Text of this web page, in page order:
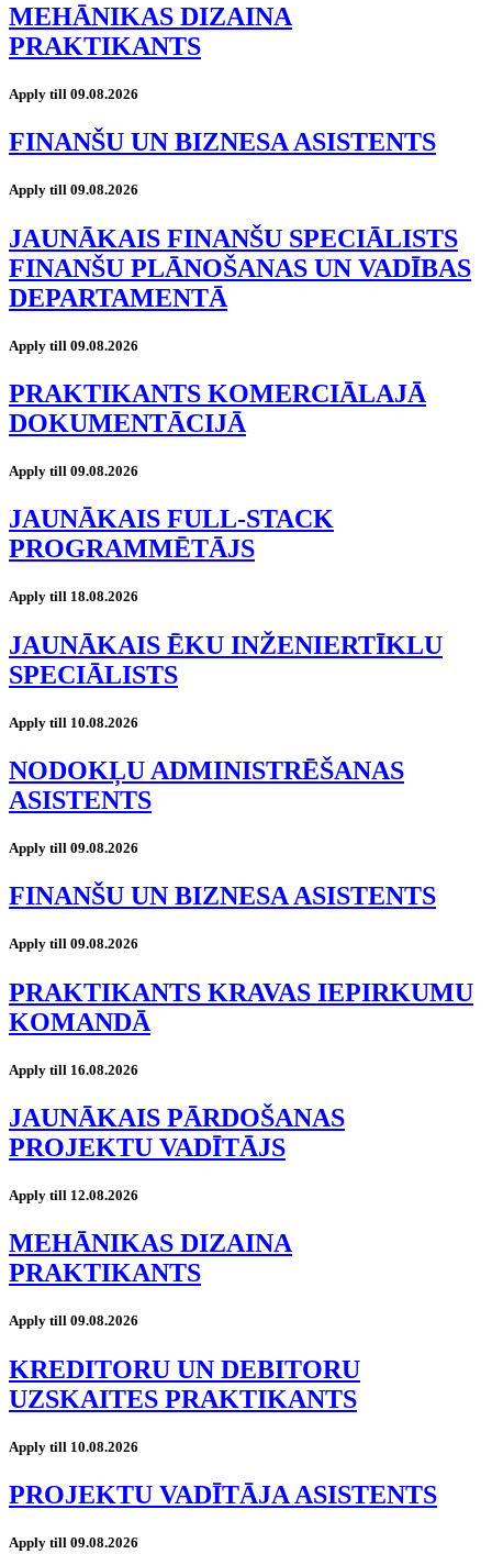
MEHĀNIKAS DIZAINA
PRAKTIKANTS
Apply till 09.08.2026
FINANŠU UN BIZNESA ASISTENTS
Apply till 09.08.2026
JAUNĀKAIS FINANŠU SPECIĀLISTS
FINANŠU PLĀNOŠANAS UN VADĪBAS
DEPARTAMENTĀ
Apply till 09.08.2026
PRAKTIKANTS KOMERCIĀLAJĀ
DOKUMENTĀCIJĀ
Apply till 09.08.2026
JAUNĀKAIS FULL-STACK
PROGRAMMĒTĀJS
Apply till 18.08.2026
JAUNĀKAIS ĒKU INŽENIERTĪKLU
SPECIĀLISTS
Apply till 10.08.2026
NODOKĻU ADMINISTRĒŠANAS
ASISTENTS
Apply till 09.08.2026
FINANŠU UN BIZNESA ASISTENTS
Apply till 09.08.2026
PRAKTIKANTS KRAVAS IEPIRKUMU
KOMANDĀ
Apply till 16.08.2026
JAUNĀKAIS PĀRDOŠANAS
PROJEKTU VADĪTĀJS
Apply till 12.08.2026
MEHĀNIKAS DIZAINA
PRAKTIKANTS
Apply till 09.08.2026
KREDITORU UN DEBITORU
UZSKAITES PRAKTIKANTS
Apply till 10.08.2026
PROJEKTU VADĪTĀJA ASISTENTS
Apply till 09.08.2026